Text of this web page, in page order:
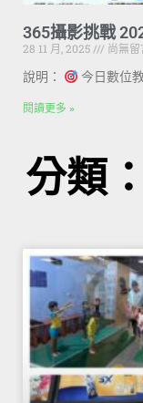
365攝影挑戰
28 11 月, 2025
尚無留
說明：
今日數位
閱讀更多 »
分類